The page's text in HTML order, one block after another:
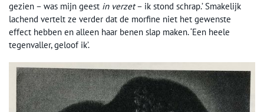
gezien – was mijn geest in verzet– ik stond schrap.’ Smakelijk
lachend vertelt ze verder dat de morfine niet het gewenste
effect hebben en alleen haar benen slap maken. ‘Een heele
tegenvaller, geloof ik’.